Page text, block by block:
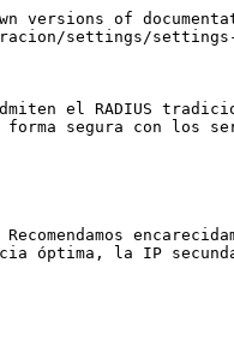
of
settings/
el RADIUS
segura con los
óptima, la IP